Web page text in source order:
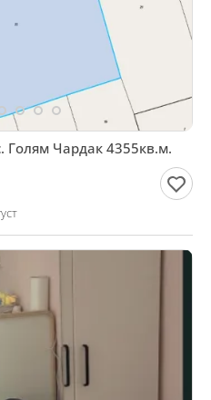
Голям Чардак 4355кв.м.